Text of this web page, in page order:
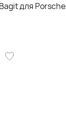
для Porsche